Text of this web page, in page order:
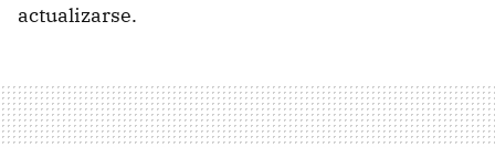
actualizarse.